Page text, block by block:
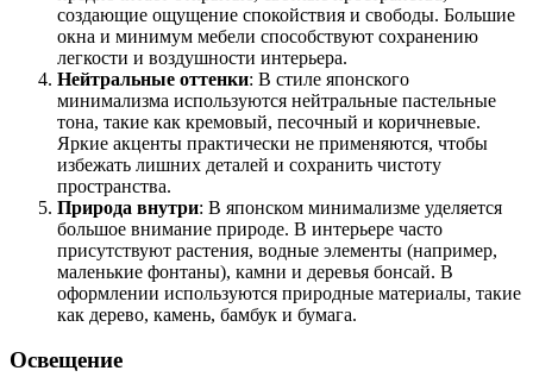
создающие ощущение спокойствия и свободы. Большие
окна и минимум мебели способствуют сохранению
легкости и воздушности интерьера.
Нейтральные оттенки: В стиле японского
минимализма используются нейтральные пастельные
тона, такие как кремовый, песочный и коричневые.
Яркие акценты практически не применяются, чтобы
избежать лишних деталей и сохранить чистоту
пространства.
Природа внутри: В японском минимализме уделяется
большое внимание природе. В интерьере часто
присутствуют растения, водные элементы (например,
маленькие фонтаны), камни и деревья бонсай. В
оформлении используются природные материалы, такие
как дерево, камень, бамбук и бумага.
Освещение